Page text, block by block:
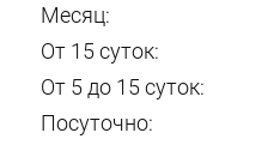
Месяц:
От 15 суток:
От 5 до 15 суток:
Посуточно: